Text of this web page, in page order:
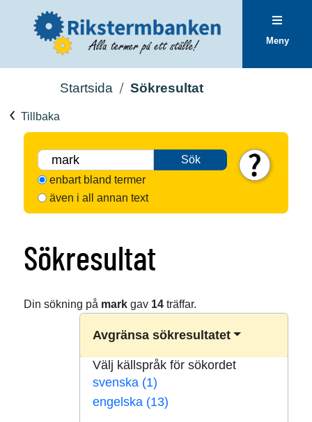
Meny
Startsida Sökresultat
Tillbaka
Sök
enbart bland termer
även i all annan text
Sökresultat
Din sökning på markgav 14träffar.
Avgränsa sökresultatet
Välj källspråk för sökordet
svenska (1)
engelska (13)